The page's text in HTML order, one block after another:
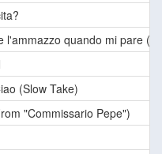
l'ammazzo quando mi pare
(Slow Take)
"Commissario Pepe")